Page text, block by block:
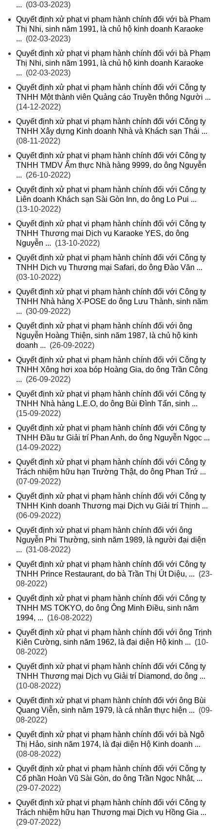
... (03-03-2023)
Quyết định xử phạt vi phạm hành chính đối với bà Phạm
Thị Nhi, sinh năm 1991, là chủ hộ kinh doanh Karaoke
... (02-03-2023)
Quyết định xử phạt vi phạm hành chính đối với bà Phạm
Thị Nhi, sinh năm 1991, là chủ hộ kinh doanh Karaoke
... (02-03-2023)
Quyết định xử phạt vi phạm hành chính đối với Công ty
TNHH Một thành viên Quảng cáo Truyền thông Người ...
(14-12-2022)
Quyết định xử phạt vi phạm hành chính đối với Công ty
TNHH Xây dựng Kinh doanh Nhà và Khách sạn Thái ...
(08-11-2022)
Quyết định xử phạt vi phạm hành chính đối với Công ty
TNHH TMDV Ẩm thực Nhà hàng 9999, do ông Nguyễn
... (26-10-2022)
Quyết định xử phạt vi phạm hành chính đối với Công ty
Liên doanh Khách sạn Sài Gòn Inn, do ông Lo Pui ...
(13-10-2022)
Quyết định xử phạt vi phạm hành chính đối với Công ty
TNHH Thương mại Dịch vụ Karaoke YES, do ông
Nguyễn ... (13-10-2022)
Quyết định xử phạt vi phạm hành chính đối với Công ty
TNHH Dịch vụ Thương mại Safari, do ông Đào Văn ...
(03-10-2022)
Quyết định xử phạt vi phạm hành chính đối với Công ty
TNHH Nhà hàng X-POSE do ông Lưu Thành, sinh năm
... (30-09-2022)
Quyết định xử phạt vi phạm hành chính đối với ông
Nguyễn Hoàng Thiện, sinh năm 1987, là chủ hộ kinh
doanh ... (26-09-2022)
Quyết định xử phạt vi phạm hành chính đối với Công ty
TNHH Xông hơi xoa bóp Hoàng Gia, do ông Trần Công
... (26-09-2022)
Quyết định xử phạt vi phạm hành chính đối với Công ty
TNHH Nhà hàng L.E.O, do ông Bùi Đình Tấn, sinh ...
(15-09-2022)
Quyết định xử phạt vi phạm hành chính đối với Công ty
TNHH Đầu tư Giải trí Phan Anh, do ông Nguyễn Ngọc ...
(14-09-2022)
Quyết định xử phạt vi phạm hành chính đối với Công ty
Trách nhiệm hữu hạn Trường Thật, do ông Phan Trứ ...
(07-09-2022)
Quyết định xử phạt vi phạm hành chính đối với Công ty
TNHH Kinh doanh Thương mại Dịch vụ Giải trí Thịnh ...
(06-09-2022)
Quyết định xử phạt vi phạm hành chính đối với ông
Nguyễn Phi Thường, sinh năm 1989, là người đại diện
... (31-08-2022)
Quyết định xử phạt vi phạm hành chính đối với Công ty
TNHH Prince Restaurant, do bà Trần Thị Út Diệu, ... (23-
08-2022)
Quyết định xử phạt vi phạm hành chính đối với Công ty
TNHH MS TOKYO, do ông Ông Minh Điều, sinh năm
1994, ... (16-08-2022)
Quyết định xử phạt vi phạm hành chính đối với ông Trịnh
Kiên Cường, sinh năm 1962, là đại diện Hộ kinh ... (10-
08-2022)
Quyết định xử phạt vi phạm hành chính đối với Công ty
TNHH Thương mại Dịch vụ Giải trí Diamond, do ông ...
(10-08-2022)
Quyết định xử phạt vi phạm hành chính đối với ông Bùi
Quang Viễn, sinh năm 1979, là cá nhân thực hiện ... (09-
08-2022)
Quyết định xử phạt vi phạm hành chính đối với bà Ngô
Thị Hảo, sinh năm 1974, là đại diện Hộ Kinh doanh ...
(08-08-2022)
Quyết định xử phạt vi phạm hành chính đối với Công ty
Cổ phần Hoàn Vũ Sài Gòn, do ông Trần Ngọc Nhật, ...
(29-07-2022)
Quyết định xử phạt vi phạm hành chính đối với Công ty
Trách nhiệm hữu hạn Thương mại Dịch vụ Hồng Gia ...
(29-07-2022)